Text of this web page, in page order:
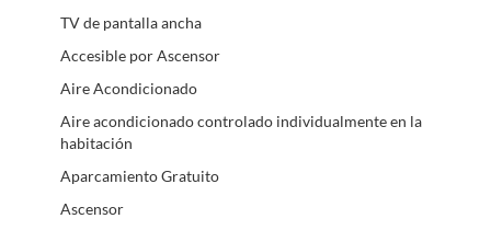
TV de pantalla ancha
Accesible por Ascensor
Aire Acondicionado
Aire acondicionado controlado individualmente en la
habitación
Aparcamiento Gratuito
Ascensor